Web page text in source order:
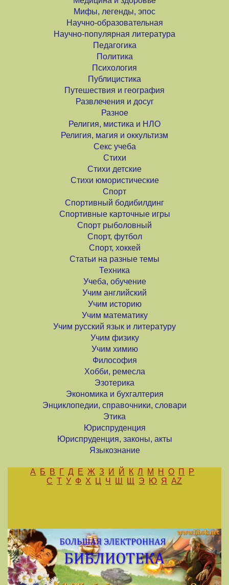
Мифы, легенды, эпос
Научно-образовательная
Научно-популярная литература
Педагогика
Политика
Психология
Публицистика
Путешествия и география
Развлечения и досуг
Разное
Религия, мистика и НЛО
Религия, магия и оккультизм
Секс учеба
Стихи
Стихи детские
Стихи юмористические
Спорт
Спортивный бодибилдинг
Спортивные карточные игры
Спорт рыболовный
Спорт, футбол
Спорт, хоккей
Статьи на разные темы
Техника
Учеба, обучение
Учим английский
Учим историю
Учим математику
Учим русский язык и литературу
Учим физику
Учим химию
Философия
Хобби, ремесла
Эзотерика
Экономика и бухгалтерия
Энциклопедии, справочники, словари
Этика
Юриспруденция
Юриспруденция, законы, акты
Языкознание
А Б В Г Д Е Ж З И Й К Л М Н О П
Р
С Т У Ф Х Ц Ч Ш Щ Э Ю Я AZ